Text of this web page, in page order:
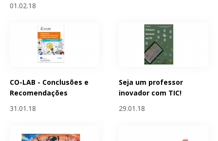
01.02.18
CO-LAB - Conclusões e
Recomendações
31.01.18
Seja um professor
inovador com TIC!
29.01.18